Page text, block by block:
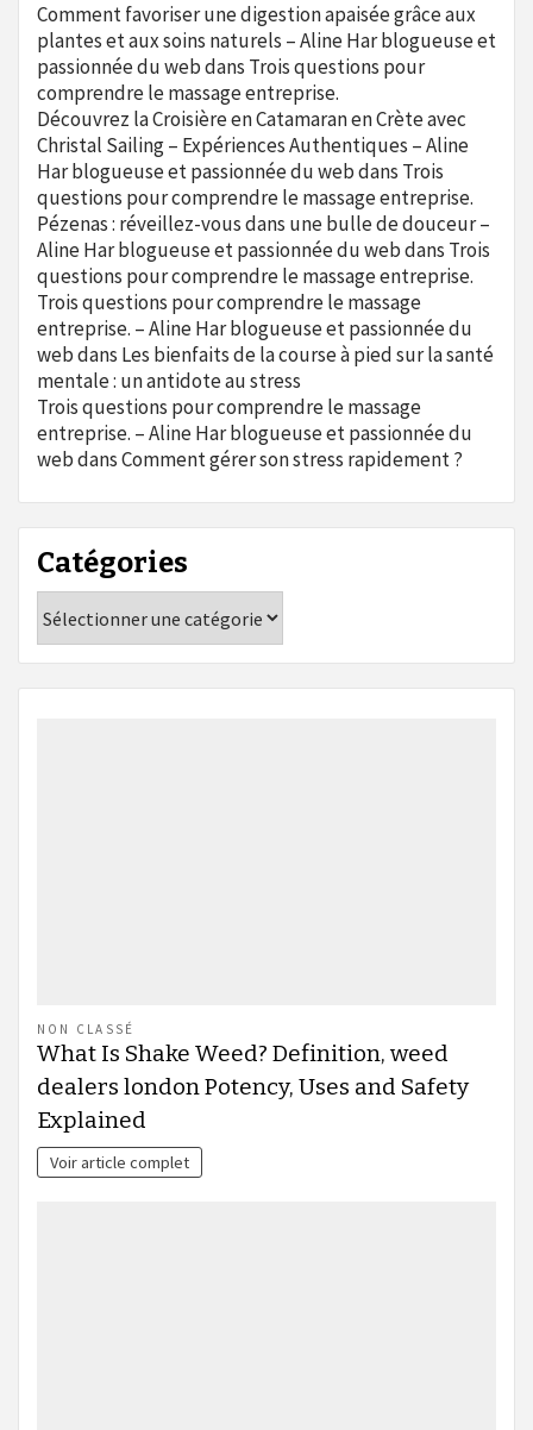
Comment favoriser une digestion apaisée grâce aux
plantes et aux soins naturels – Aline Har blogueuse et
passionnée du webdans Trois questions pour
comprendre le massage entreprise.
Découvrez la Croisière en Catamaran en Crète avec
Christal Sailing – Expériences Authentiques – Aline
Har blogueuse et passionnée du webdans Trois
questions pour comprendre le massage entreprise.
Pézenas : réveillez-vous dans une bulle de douceur –
Aline Har blogueuse et passionnée du webdans Trois
questions pour comprendre le massage entreprise.
Trois questions pour comprendre le massage
entreprise. – Aline Har blogueuse et passionnée du
webdans Les bienfaits de la course à pied sur la santé
mentale : un antidote au stress
Trois questions pour comprendre le massage
entreprise. – Aline Har blogueuse et passionnée du
webdansComment gérer son stress rapidement ?
Catégories
NON CLASSÉ
What Is Shake Weed? Definition, weed
dealers london Potency, Uses and Safety
Explained
Voir article complet